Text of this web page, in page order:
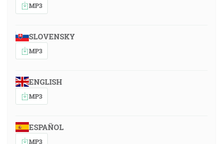
MP3
SLOVENSKY
MP3
ENGLISH
MP3
ESPAÑOL
MP3